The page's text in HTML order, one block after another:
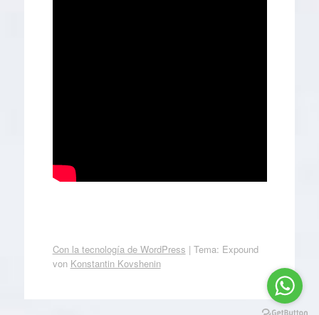
Con la tecnología de WordPress | Tema: Expound
von Konstantin Kovshenin